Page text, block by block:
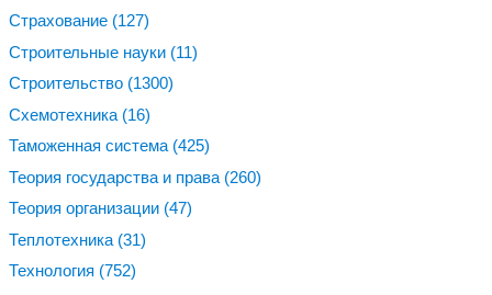
Страхование (127)
Строительные науки (11)
Строительство (1300)
Схемотехника (16)
Таможенная система (425)
Теория государства и права (260)
Теория организации (47)
Теплотехника (31)
Технология (752)